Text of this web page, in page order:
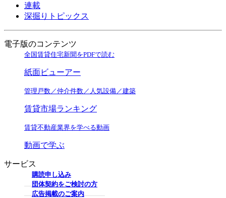
連載
深掘りトピックス
電子版のコンテンツ
全国賃貸住宅新聞をPDFで読む
紙面ビューアー
管理戸数／仲介件数／人気設備／建築
賃貸市場ランキング
賃貸不動産業界を学べる動画
動画で学ぶ
サービス
購読申し込み
団体契約をご検討の方
広告掲載のご案内